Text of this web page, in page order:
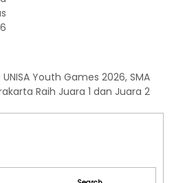
Youth Games 2026, SMA
Raih Juara 1 dan Juara 2